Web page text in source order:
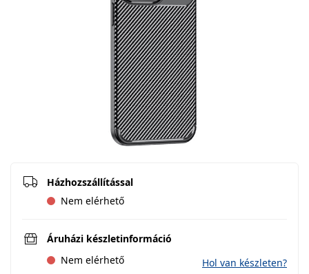
Házhozszállítással
Nem elérhető
Áruházi készletinformáció
Nem elérhető
Hol van készleten?